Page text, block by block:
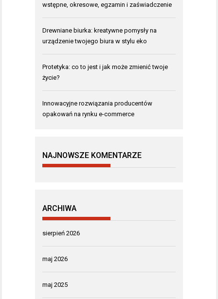
wstępne, okresowe, egzamin i zaświadczenie
Drewniane biurka: kreatywne pomysły na
urządzenie twojego biura w stylu eko
Protetyka: co to jest i jak może zmienić twoje
życie?
Innowacyjne rozwiązania producentów
opakowań na rynku e-commerce
NAJNOWSZE KOMENTARZE
ARCHIWA
sierpień 2026
maj 2026
maj 2025